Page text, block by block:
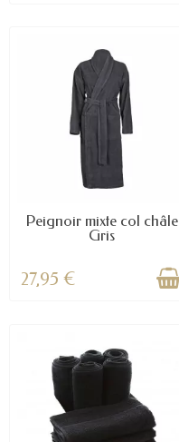
Peignoir mixte col châle
Gris
27,95 €